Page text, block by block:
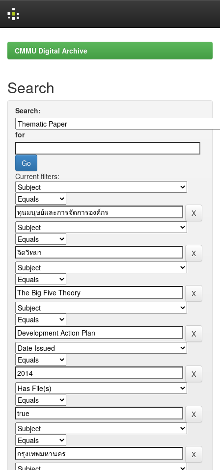
navigationCMMU Digital Archive
Search
Search:
for
Current filters: